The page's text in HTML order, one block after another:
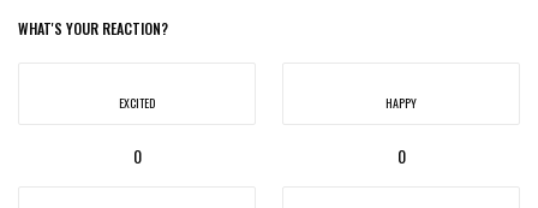
WHAT'S YOUR REACTION?
EXCITED
0
HAPPY
0